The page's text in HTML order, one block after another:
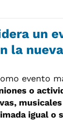
un
la
evento
o
igual o